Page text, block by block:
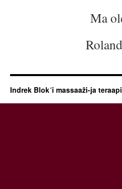
Ma
Roland
Indrek Blok´i massaaži-ja